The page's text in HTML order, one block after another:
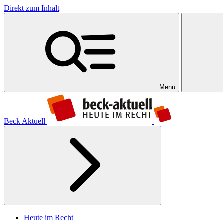
Direkt zum Inhalt
Menü
Beck Aktuell
Heute im Recht